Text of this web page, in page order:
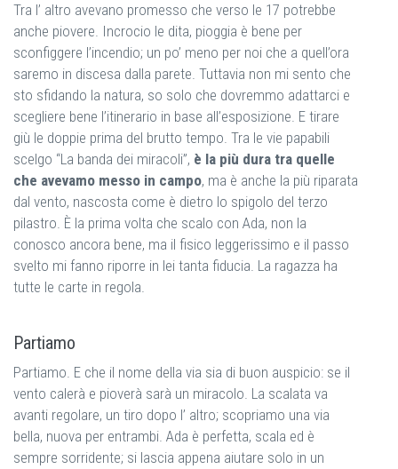
Tra l’ altro avevano promesso che verso le 17 potrebbe
anche piovere. Incrocio le dita, pioggia è bene per
sconfiggere l’incendio; un po’ meno per noi che a quell’ora
saremo in discesa dalla parete. Tuttavia non mi sento che
sto sfidando la natura, so solo che dovremmo adattarci e
scegliere bene l’itinerario in base all’esposizione. E tirare
giù le doppie prima del brutto tempo. Tra le vie papabili
scelgo “La banda dei miracoli”, è la più dura tra quelle
che avevamo messo in campo, ma è anche la più riparata
dal vento, nascosta come è dietro lo spigolo del terzo
pilastro. È la prima volta che scalo con Ada, non la
conosco ancora bene, ma il fisico leggerissimo e il passo
svelto mi fanno riporre in lei tanta fiducia. La ragazza ha
tutte le carte in regola.
Partiamo
Partiamo. E che il nome della via sia di buon auspicio: se il
vento calerà e pioverà sarà un miracolo. La scalata va
avanti regolare, un tiro dopo l’ altro; scopriamo una via
bella, nuova per entrambi. Ada è perfetta, scala ed è
sempre sorridente; si lascia appena aiutare solo in un